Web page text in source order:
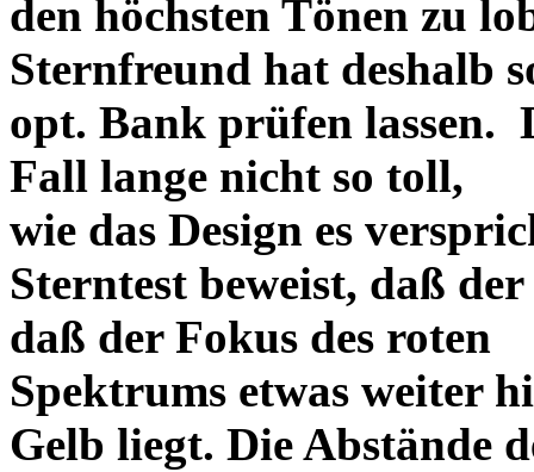
den höchsten Tönen zu
Sternfreund hat deshalb
opt. Bank prüfen lassen.
Fall lange nicht so toll,
wie das Design es
Sterntest beweist, daß
daß der Fokus des roten
Spektrums etwas weiter
Gelb liegt. Die Abstände